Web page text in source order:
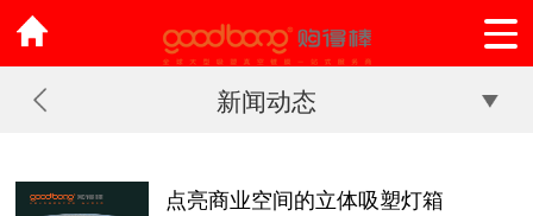
新闻动态
点亮商业空间的立体吸塑灯箱